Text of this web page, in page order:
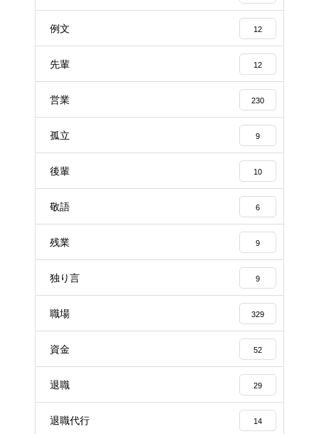
例文 12
先輩 12
営業 230
孤立 9
後輩 10
敬語 6
残業 9
独り言 9
職場 329
資金 52
退職 29
退職代行 14